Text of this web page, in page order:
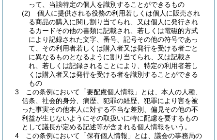
って、当該特定の個人を識別することができるもの
(2)
個人に提供される役務の利用若しくは個人に販売され
る商品の購入に関し割り当てられ、又は個人に発行され
るカードその他の書類に記載され、若しくは電磁的方式
により記録された文字、番号、記号その他の符号であっ
て、その利用者若しくは購入者又は発行を受ける者ごと
に異なるものとなるように割り当てられ、又は記載さ
れ、若しくは記録されることにより、特定の利用者若し
くは購入者又は発行を受ける者を識別することができる
もの
3
この条例において「要配慮個人情報」とは、本人の人種、
信条、社会的身分、病歴、犯罪の経歴、犯罪により害を被
った事実その他本人に対する不当な差別、偏見その他の不
利益が生じないようにその取扱いに特に配慮を要するもの
として議長が定める記述等が含まれる個人情報をいう。
4
この条例において「保有個人情報」とは、議会の事務局の